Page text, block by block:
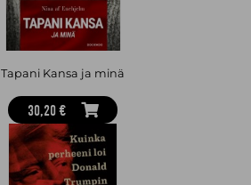
Tapani Kansa ja minä
30,20 €